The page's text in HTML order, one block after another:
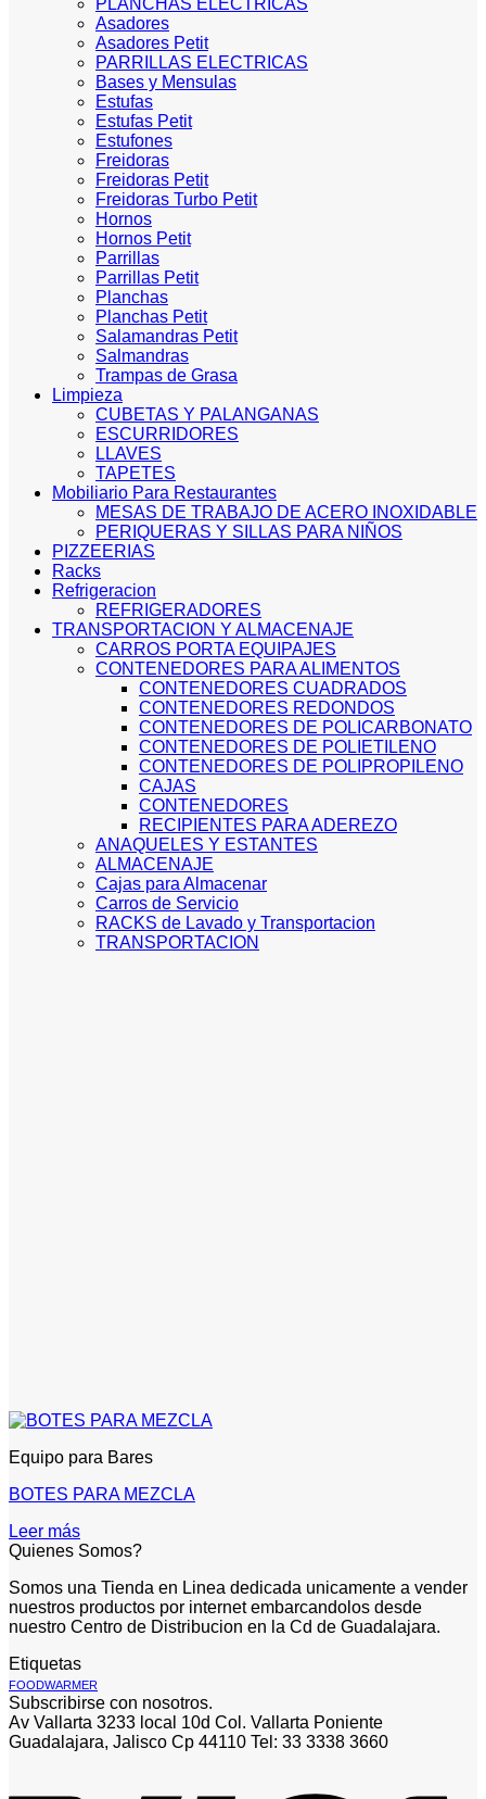
PLANCHAS ELECTRICAS
Asadores
Asadores Petit
PARRILLAS ELECTRICAS
Bases y Mensulas
Estufas
Estufas Petit
Estufones
Freidoras
Freidoras Petit
Freidoras Turbo Petit
Hornos
Hornos Petit
Parrillas
Parrillas Petit
Planchas
Planchas Petit
Salamandras Petit
Salmandras
Trampas de Grasa
Limpieza
CUBETAS Y PALANGANAS
ESCURRIDORES
LLAVES
TAPETES
Mobiliario Para Restaurantes
MESAS DE TRABAJO DE ACERO INOXIDABLE
PERIQUERAS Y SILLAS PARA NIÑOS
PIZZEERIAS
Racks
Refrigeracion
REFRIGERADORES
TRANSPORTACION Y ALMACENAJE
CARROS PORTA EQUIPAJES
CONTENEDORES PARA ALIMENTOS
CONTENEDORES CUADRADOS
CONTENEDORES REDONDOS
CONTENEDORES DE POLICARBONATO
CONTENEDORES DE POLIETILENO
CONTENEDORES DE POLIPROPILENO
CAJAS
CONTENEDORES
RECIPIENTES PARA ADEREZO
ANAQUELES Y ESTANTES
ALMACENAJE
Cajas para Almacenar
Carros de Servicio
RACKS de Lavado y Transportacion
TRANSPORTACION
Equipo para Bares
BOTES PARA MEZCLA
Leer más
Quienes Somos?
Somos una Tienda en Linea dedicada unicamente a vender
nuestros productos por internet embarcandolos desde
nuestro Centro de Distribucion en la Cd de Guadalajara.
Etiquetas
FOODWARMER
Subscribirse con nosotros.
Av Vallarta 3233 local 10d Col. Vallarta Poniente
Guadalajara, Jalisco Cp 44110 Tel: 33 3338 3660